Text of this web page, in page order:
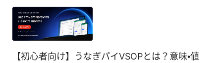
【初心者向け】うなぎパイVSOPとは？意味・値